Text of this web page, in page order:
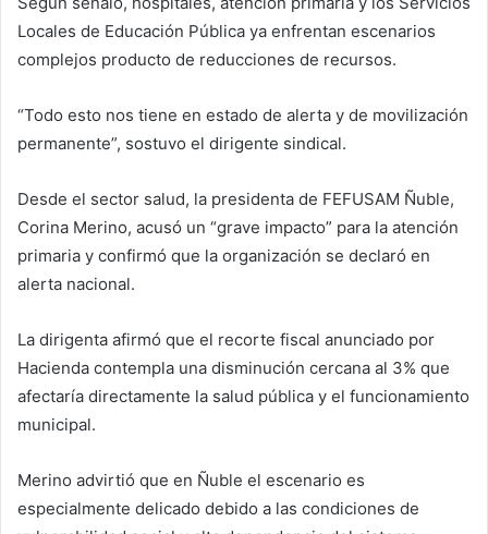
Locales de Educación Pública ya enfrentan escenarios
complejos producto de reducciones de recursos.
“Todo esto nos tiene en estado de alerta y de movilización
permanente”, sostuvo el dirigente sindical.
Desde el sector salud, la presidenta de FEFUSAM Ñuble,
Corina Merino, acusó un “grave impacto” para la atención
primaria y confirmó que la organización se declaró en
alerta nacional.
La dirigenta afirmó que el recorte fiscal anunciado por
Hacienda contempla una disminución cercana al 3% que
afectaría directamente la salud pública y el funcionamiento
municipal.
Merino advirtió que en Ñuble el escenario es
especialmente delicado debido a las condiciones de